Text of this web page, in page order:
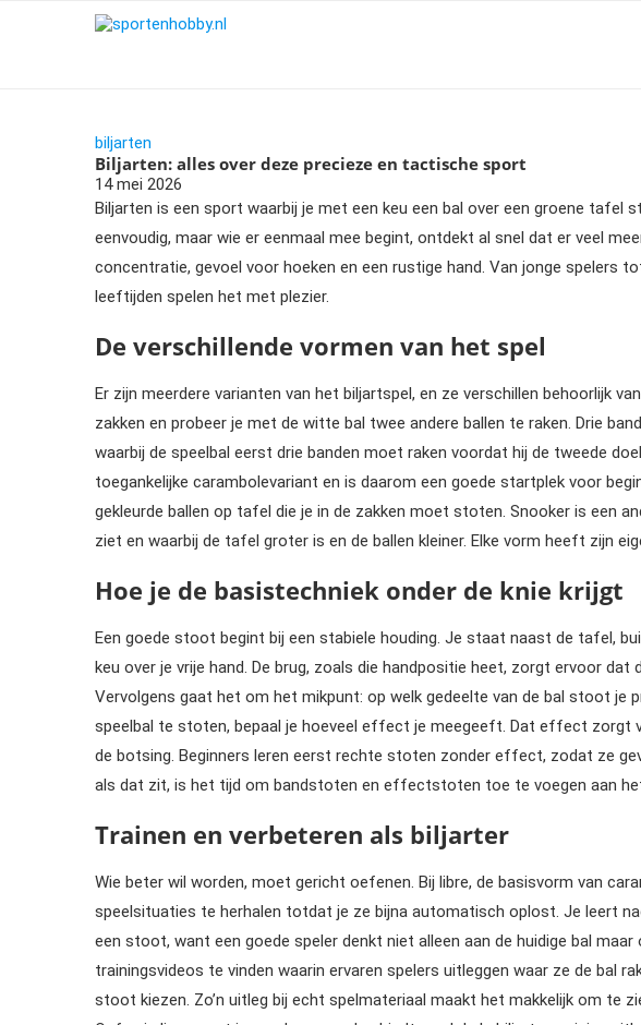
biljarten
Biljarten: alles over deze precieze en tactische sport
14 mei 2026
Biljarten is een sport waarbij je met een keu een bal over een groene tafel
eenvoudig, maar wie er eenmaal mee begint, ontdekt al snel dat er veel
concentratie, gevoel voor hoeken en een rustige hand. Van jonge spelers
leeftijden spelen het met plezier.
De verschillende vormen van het spel
Er zijn meerdere varianten van het biljartspel, en ze verschillen behoorlijk
zakken en probeer je met de witte bal twee andere ballen te raken. Drie
waarbij de speelbal eerst drie banden moet raken voordat hij de tweede
toegankelijke carambolevariant en is daarom een goede startplek voor
gekleurde ballen op tafel die je in de zakken moet stoten. Snooker is een
ziet en waarbij de tafel groter is en de ballen kleiner. Elke vorm heeft zijn
Hoe je de basistechniek onder de knie krijgt
Een goede stoot begint bij een stabiele houding. Je staat naast de tafel,
keu over je vrije hand. De brug, zoals die handpositie heet, zorgt ervoor dat
Vervolgens gaat het om het mikpunt: op welk gedeelte van de bal stoot je
speelbal te stoten, bepaal je hoeveel effect je meegeeft. Dat effect zorgt
de botsing. Beginners leren eerst rechte stoten zonder effect, zodat ze
als dat zit, is het tijd om bandstoten en effectstoten toe te voegen aan
Trainen en verbeteren als biljarter
Wie beter wil worden, moet gericht oefenen. Bij libre, de basisvorm van
speelsituaties te herhalen totdat je ze bijna automatisch oplost. Je leert
een stoot, want een goede speler denkt niet alleen aan de huidige bal maar
trainingsvideos te vinden waarin ervaren spelers uitleggen waar ze de bal
stoot kiezen. Zo’n uitleg bij echt spelmateriaal maakt het makkelijk om te